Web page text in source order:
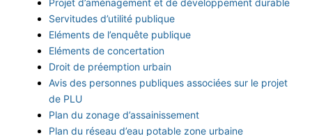
Servitudes d’utilité publique
Eléments de l’enquête publique
Eléments de concertation
Droit de préemption urbain
Avis des personnes publiques associées sur le projet
de PLU
Plan du zonage d’assainissement
Plan du réseau d’eau potable zone urbaine